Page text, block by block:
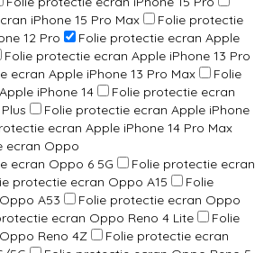
iPhone 15 Pro Max
Folie protectie
12 Pro
Folie protectie ecran Apple
Folie protectie ecran Apple iPhone 13 Pro
ecran Apple iPhone 13 Pro Max
Folie
iPhone 14
Folie protectie ecran
Folie protectie ecran Apple iPhone
ecran Apple iPhone 14 Pro Max
ecran Oppo
ecran Oppo 6 5G
Folie protectie ecran
protectie ecran Oppo A15
Folie
A53
Folie protectie ecran Oppo
ecran Oppo Reno 4 Lite
Folie
Reno 4Z
Folie protectie ecran